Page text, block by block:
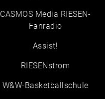
CASMOS Media RIESEN-
Fanradio
Assist!
RIESENstrom
W&W-Basketballschule